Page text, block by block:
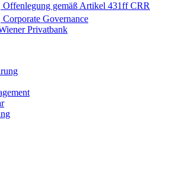
Offenlegung gemäß Artikel 431ff CRR
Corporate Governance
Privatbank